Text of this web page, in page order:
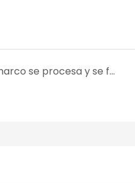
El sello de aceite del marco se procesa y se forma.